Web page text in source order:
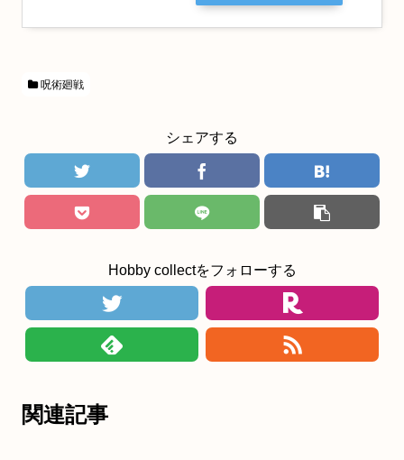
呪術廻戦
シェアする
Hobby collectをフォローする
関連記事